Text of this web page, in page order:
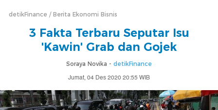
detikFinance Berita Ekonomi Bisnis
3 Fakta Terbaru Seputar Isu
'Kawin' Grab dan Gojek
Soraya Novika - detikFinance
Jumat, 04 Des 2020 20:55 WIB